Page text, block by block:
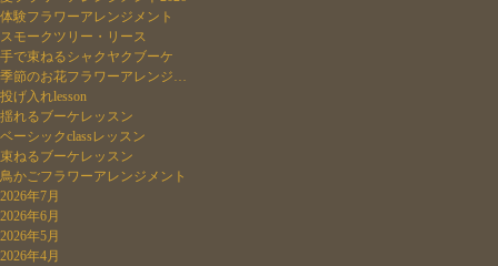
体験フラワーアレンジメント
スモークツリー・リース
手で束ねるシャクヤクブーケ
季節のお花フラワーアレンジ…
投げ入れlesson
揺れるブーケレッスン
ベーシックclassレッスン
束ねるブーケレッスン
鳥かごフラワーアレンジメント
2026年7月
2026年6月
2026年5月
2026年4月